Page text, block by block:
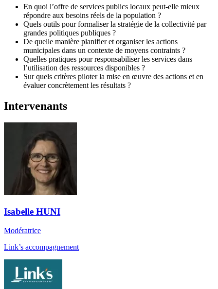
En quoi l’offre de services publics locaux peut-elle mieux
répondre aux besoins réels de la population ?
Quels outils pour formaliser la stratégie de la collectivité par
grandes politiques publiques ?
De quelle manière planifier et organiser les actions
municipales dans un contexte de moyens contraints ?
Quelles pratiques pour responsabiliser les services dans
l’utilisation des ressources disponibles ?
Sur quels critères piloter la mise en œuvre des actions et en
évaluer concrètement les résultats ?
Intervenants
Isabelle HUNI
Modératrice
Link’s accompagnement